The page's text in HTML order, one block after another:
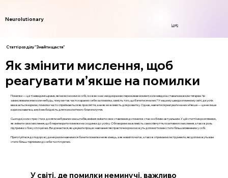
Neurolutionary
Login
Статті розділу "Знайти щастя"
Як змінити мислення, щоб
реагувати м’якше на помилки
Помилки — це ті невидимі шрами, які ми всі носимо в собі, і кожен з нас неодноразово переживав момент, коли невдача ставала важким тягарем. Чи
замислювалися ви коли-небудь, чому ми так часто караємо себе за помилки, замість того, щоб вчитися на них? У нашому швидкоплинному світі, де успіх
вважається нормою, помилки часто сприймаються як прокляття, а не як можливість для розвитку. Однак, навчитися реагувати на них м’якше — це не лише
корисна навичка, але й необхідність для психологічного благополуччя.
Сьогодні, коли стрес і тиск досягли небувалих масштабів, вміння змінити своє ставлення до помилок стає особливо актуальним. У цій статті ми розглянемо,
як змінити своє мислення, щоб перетворити помилки на сходинки до успіху. Обговоримо важливість самоспівчуття, позитивного мислення, а також роль
підтримки з боку оточуючих. Ви дізнаєтеся, як цінувати процес навчання і які практичні кроки можуть допомогти вам стати більш впевненим у собі.
Приготуйтеся до подорожі, де ми разом навчимося бачити помилки не як кінець, а як новий початок, а також отримаємо інструменти, які допоможуть вам
стати більш терпимим до себе та оточуючих.
У світі, де помилки неминучі, важливо